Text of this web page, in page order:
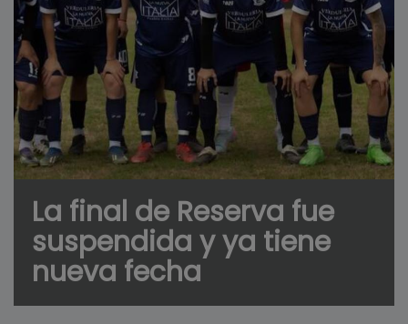
La final de Reserva fue
suspendida y ya tiene
nueva fecha